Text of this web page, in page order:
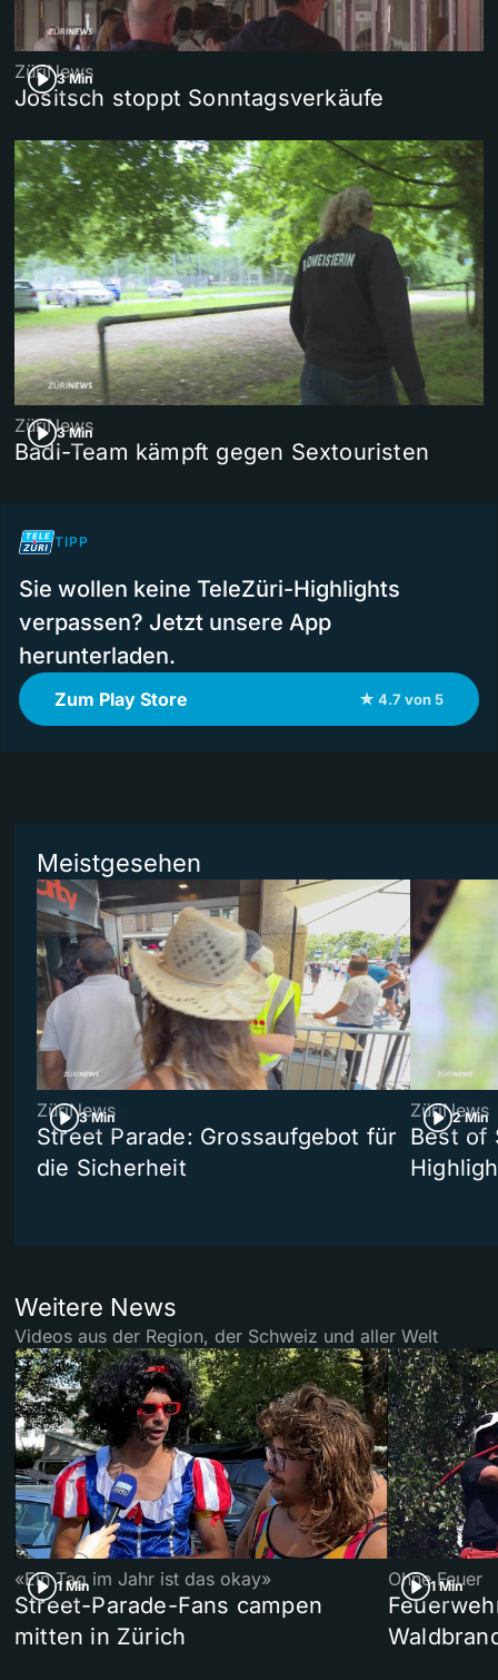
3 Min
ZüriNews
Jositsch stoppt Sonntagsverkäufe
3 Min
ZüriNews
Badi-Team kämpft gegen Sextouristen
TIPP
Sie wollen keine TeleZüri-Highlights
verpassen? Jetzt unsere App
herunterladen.
Zum Play Store ★ 4.7 von 5
Meistgesehen
3 Min
ZüriNews
Street Parade: Grossaufgebot für
die Sicherheit
2 Min
ZüriNews
Best of
Weitere News
Videos aus der Region, der Schweiz und aller Welt
1 Min
«Ein Tag im Jahr ist das okay»
Street-Parade-Fans campen
mitten in Zürich
1 Min
Ohne Feuer